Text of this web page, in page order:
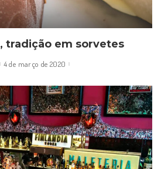
tradição em sorvetes
4 de março de 2020